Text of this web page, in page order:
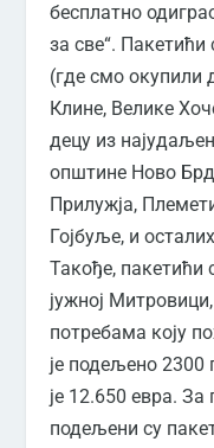
бесплатно
за све“.
(где смо окупили
Клине, Велике
децу из
општине Ново
Прилужја,
Гојбуље, и
Такође, пакетићи
јужној
потребама коју
је подељено 2300
је 12.650 евра. За
подељени су